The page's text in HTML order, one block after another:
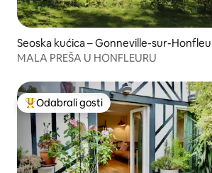
Seoska kućica – Gonneville-sur-
MALA PREŠA U HONFLEURU
Među najviše rangiranima s oznakom
Odabrali gosti